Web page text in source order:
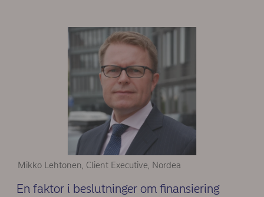
Mikko Lehtonen, Client Executive, Nordea
En faktor i beslutninger om finansiering